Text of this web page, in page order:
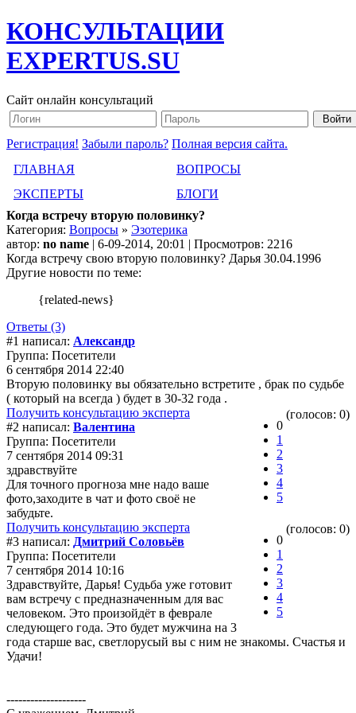
КОНСУЛЬТАЦИИ
EXPERTUS.SU
Сайт онлайн консультаций
Регистрация! Забыли пароль? Полная версия сайта.
ГЛАВНАЯ
ВОПРОСЫ
ЭКСПЕРТЫ
БЛОГИ
Когда встречу вторую половинку?
Категория: Вопросы » Эзотерика
автор: no name | 6-09-2014, 20:01 | Просмотров: 2216
Когда встречу свою вторую половинку? Дарья 30.04.1996
Другие новости по теме:
{related-news}
Ответы (3)
#1 написал: Александр
Группа: Посетители
6 сентября 2014 22:40
Вторую половинку вы обязательно встретите , брак по судьбе
( который на всегда ) будет в 30-32 года .
Получить консультацию эксперта
0
1
2
3
4
5
(голосов: 0)
#2 написал: Валентина
Группа: Посетители
7 сентября 2014 09:31
здравствуйте
Для точного прогноза мне надо ваше
фото,заходите в чат и фото своё не
забудьте.
Получить консультацию эксперта
0
1
2
3
4
5
(голосов: 0)
#3 написал: Дмитрий Соловьёв
Группа: Посетители
7 сентября 2014 10:16
Здравствуйте, Дарья! Судьба уже готовит
вам встречу с предназначенным для вас
человеком. Это произойдёт в феврале
следующего года. Это будет мужчина на 3
года старше вас, светлорусый вы с ним не знакомы. Счастья и
Удачи!
--------------------